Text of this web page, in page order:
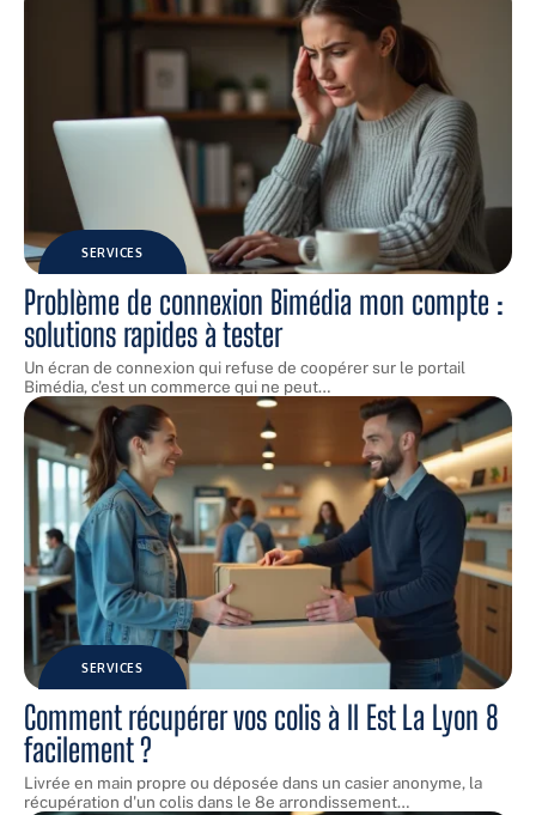
SERVICES
Problème de connexion Bimédia mon compte :
solutions rapides à tester
Un écran de connexion qui refuse de coopérer sur le portail
Bimédia, c'est un commerce qui ne peut…
SERVICES
Comment récupérer vos colis à Il Est La Lyon 8
facilement ?
Livrée en main propre ou déposée dans un casier anonyme, la
récupération d'un colis dans le 8e arrondissement…